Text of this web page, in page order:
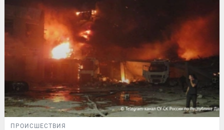
ПРОИСШЕСТВИЯ